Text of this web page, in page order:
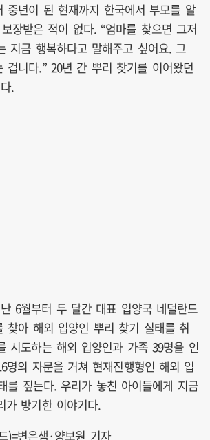
중년이 된 현재까지 한국에서 부모를 알
장받은 적이 없다. “엄마를 찾으면 그저
지금 행복하다고 말해주고 싶어요. 그
겁니다.” 20년 간 뿌리 찾기를 이어왔던
.
난 6월부터 두 달간 대표 입양국 네덜란드
찾아 해외 입양인 뿌리 찾기 실태를 취
시도하는 해외 입양인과 가족 39명을 인
명의 자문을 거쳐 현재진행형인 해외 입
를 짚는다. 우리가 놓친 아이들에게 지금
가 방기한 이야기다.
)=변은샘·양보원 기자